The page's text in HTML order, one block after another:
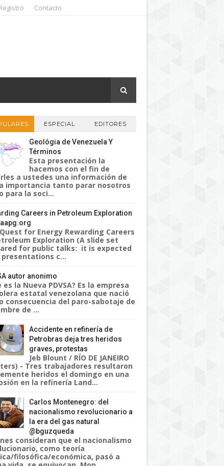
Contacto
ESPECIAL EDITORES
Geológia de Venezuela Y
Términos
Esta presentación la
hacemos con el fin de
a ustedes una información de
importancia tanto parar nosotros
para la soci...
Careers in Petroleum Exploration
for Energy Rewarding Careers
Exploration (A slide set
for public talks: it is expected
c...
autor anonimo
es la Nueva PDVSA? Es la empresa
estatal venezolana que nació
consecuencia del paro-sabotaje de
de ...
Accidente en refinería de
Petrobras deja tres heridos
graves, protestas
Jeb Blount / RÍO DE JANEIRO
- Tres trabajadores resultaron
heridos el domingo en una
en la refinería Land...
Carlos Montenegro: del
nacionalismo revolucionario a
la era del gas natural
@bguzqueda
consideran que el nacionalismo
como teoría
filosófica/económica, pasó a